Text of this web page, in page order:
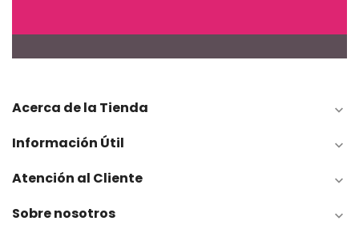
Acerca de la Tienda 
Información Útil 
Atención al Cliente 
Sobre nosotros 